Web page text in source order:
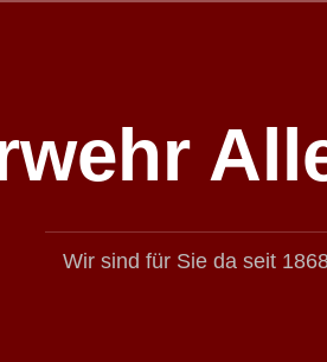
Wir sind für Sie da seit